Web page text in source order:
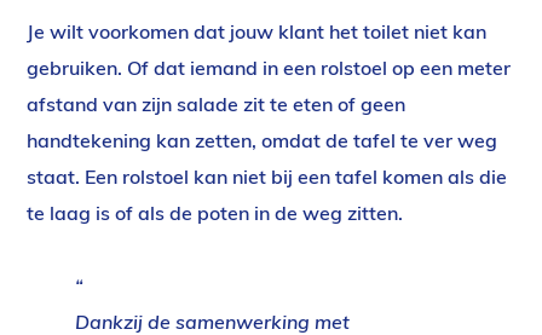
Je wilt voorkomen dat jouw klant het toilet niet kan
gebruiken. Of dat iemand in een rolstoel op een meter
afstand van zijn salade zit te eten of geen
handtekening kan zetten, omdat de tafel te ver weg
staat. Een rolstoel kan niet bij een tafel komen als die
te laag is of als de poten in de weg zitten.
Dankzij de samenwerking met